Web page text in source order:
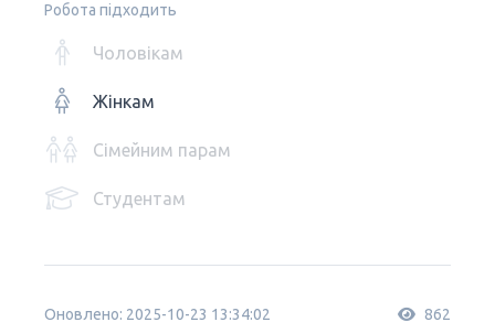
Робота підходить
Чоловікам
Жінкам
Сімейним парам
Студентам
Оновлено: 2025-10-23 13:34:02 862